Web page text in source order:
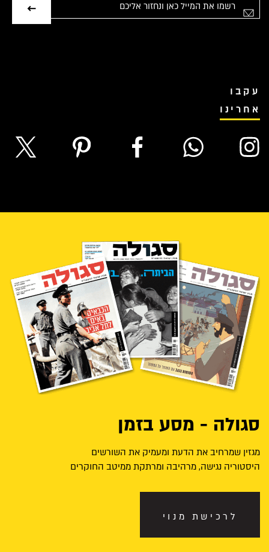
עקבו
אחרינו
סגולה - מסע בזמן
מגזין שמרחיב את הדעת ומעמיק את השורשים
היסטוריה נגישה, מרהיבה ומרתקת ממיטב החוקרים
לרכישת מנוי